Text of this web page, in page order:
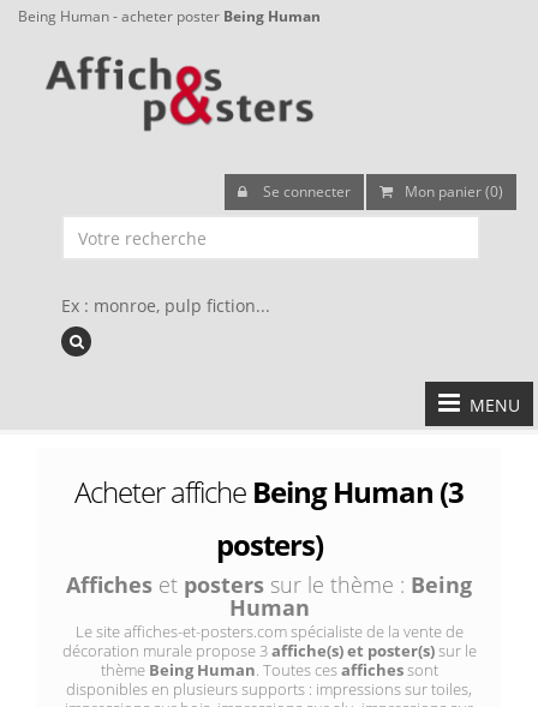
Being Human - acheter poster Being Human
Se connecter Mon panier (0)
Ex : monroe, pulp fiction...
MENU
Acheter affiche Being Human (3
posters)
Affiches et posters sur le thème : Being
Human
Le site affiches-et-posters.com spécialiste de la vente de
décoration murale propose 3affiche(s) et poster(s)sur le
thème Being Human. Toutes cesaffichessont
disponibles en plusieurs supports : impressions sur toiles,